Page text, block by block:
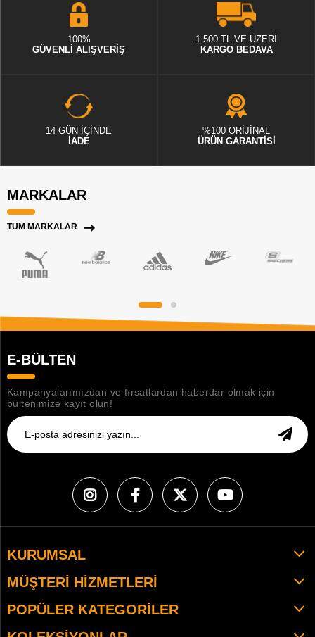
100%
GÜVENLİ ALIŞVERİŞ
1.500 TL VE ÜZERİ
KARGO BEDAVA
14 GÜN İÇİNDE
İADE
%100 ORİJİNAL
ÜRÜN GARANTİSİ
MARKALAR
TÜM MARKALAR
E-BÜLTEN
Kampanyalarımızdan ve fırsatlardan haberdar olmak için
bültenimize kayıt olun!
KURUMSAL
MÜŞTERI HIZMETLERI
POPÜLER KATEGORILER